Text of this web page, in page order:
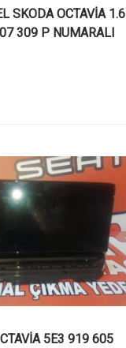
SKODA OCTAVİA 1.6
309 P NUMARALI
5E3 919 605